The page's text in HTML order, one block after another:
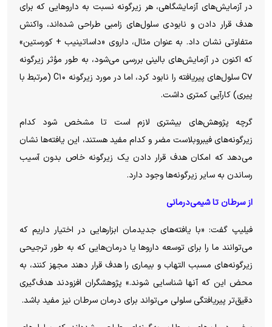
در آزمایش‌های آزمایشگاهی، هر زیرگونه نسبت به دارو‌هایی که برای
هدف قرار دادن و نابودی سلول‌های زامبی طراحی شده‌اند، واکنش
متفاوتی نشان داد. به عنوان مثال، داروی «داساتینیب + کورستین»
که اکنون در آزمایش‌های بالینی بررسی می‌شود، به طور مؤثر زیرگونه
C۷ سلول‌های پیریافته را نابود کرد، اما در مورد زیرگونه C۱۰ (مرتبط با
پیری) کارآیی کمتری داشت.
گرچه پژوهش‌های بیشتری لازم است تا مشخص شود کدام
زیرگونه‌های فیبروبلاست مضر و کدام مفید هستند، این یافته‌ها نشان
می‌دهد که امکان هدف قرار دادن یک زیرگونه خاص بدون آسیب
رساندن به سایر زیرگونه‌ها وجود دارد.
از سرطان تا شیمی‌درمانی
فیلیپ گفت: «با یافته‌های جدیدمان ابزار‌هایی در اختیار داریم که
می‌توانند ما را برای توسعه دارو‌ها یا درمان‌هایی که به طور ترجیحی
زیرگونه‌های مسبب التهاب و بیماری را هدف قرار دهند مجهز کنند، به
محض این که آنها شناسایی شوند.» پژوهشگران افزودند هدف‌گیری
دقیق‌تر پیریافتگی سلولی می‌تواند برای درمان سرطان نیز مفید باشد.